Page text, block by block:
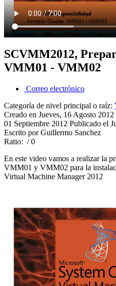
SCVMM2012,
VMM01 - VMM02
Correo electrónico
Categoría de nivel principal o raíz:
Creado en Jueves, 16 Agosto 2012
01 Septiembre 2012 Publicado el
Escrito por Guillermo Sanchez
Ratio: / 0
En este video vamos a realizar la
VMM01 y VMM02 para la
Virtual Machine Manager 2012